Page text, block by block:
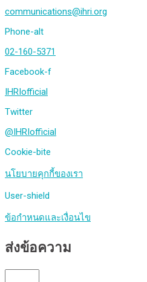
communications@ihri.org
Phone-alt
02-160-5371
Facebook-f
IHRIofficial
Twitter
@IHRIofficial
Cookie-bite
นโยบายคุกกี้ของเรา
User-shield
ข้อกำหนดและเงื่อนไข
ส่งข้อความ